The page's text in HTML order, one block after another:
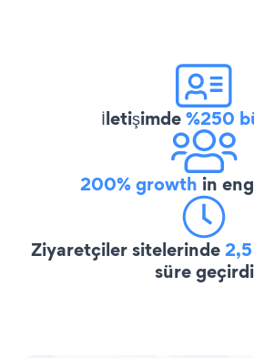
İletişimde%250
200% growth in
Ziyaretçiler sitelerinde
süre geçirdi